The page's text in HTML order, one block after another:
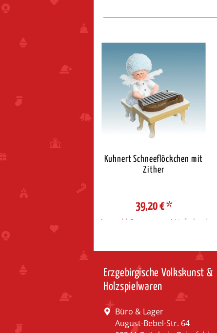
Kuhnert Schneeflöckchen mit
Zither
39,20 €*
Auswahl Steuerzone / Lieferland
Erzgebirgische Volkskunst &
Holzspielwaren
Büro & Lager
August-Bebel-Str. 64